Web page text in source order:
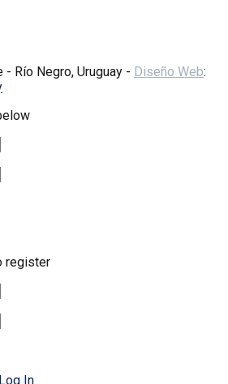
Río Negro, Uruguay - Diseño Web:
register
Log In